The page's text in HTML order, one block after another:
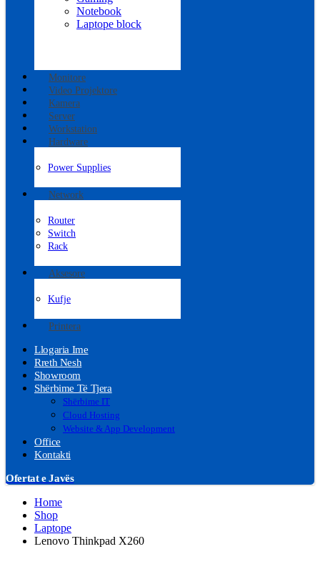
Notebook
Laptope block
Monitore
Video Projektore
Kamera
Server
Workstation
Hardware
Power Supplies
Network
Router
Switch
Rack
Aksesore
Kufje
Printera
Llogaria Ime
Rreth Nesh
Showroom
Shërbime Të Tjera
Shërbime IT
Cloud Hosting
Website & App Development
Office
Kontakti
Ofertat e Javës
Home
Shop
Laptope
Lenovo Thinkpad X260